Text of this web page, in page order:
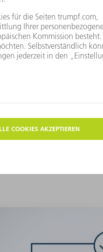
im CAD. Sie arbeiten eng
erstellen